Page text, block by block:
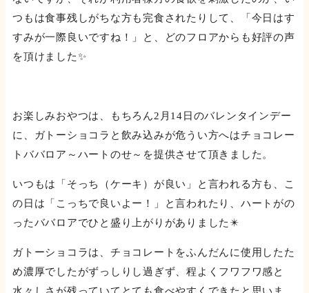
つもは食事残しがちな方も完食されたりして、「今日はす
すみが一際良いですね！」と、どのフロアからも好評の声
を頂けました✨
お楽しみおやつは、もちろん2月14日のバレンタインデー
に、ガトーショコラと飲み込みが危うい方へはチョコレー
トババロア～ハートのせ～を提供させて頂きました。
いつもは「そっち（ケーキ）が良い」と言われる方も、こ
の日は「こっちで良いよー！」と言われたり、ハートがの
ったババロアでひと盛り上がりがありました✴️
ガトーショコラは、チョコレートをふんだんに使用したた
め濃厚でしたがずっしりし過ぎず、程よくフワフワ感と
水々しさが残っていてとても食べやすくできたと思いま